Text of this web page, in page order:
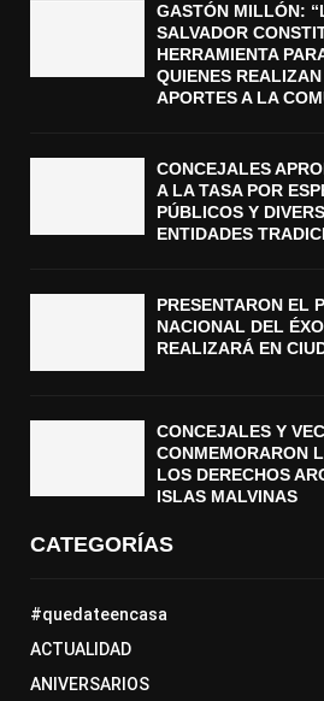
GASTÓN MILLÓN:
SALVADOR
HERRAMIENTA
QUIENES
APORTES A LA
CONCEJALES
A LA TASA POR
PÚBLICOS Y
ENTIDADES
PRESENTARON EL
NACIONAL DEL
REALIZARÁ EN
CONCEJALES Y
CONMEMORARON
LOS DERECHOS
ISLAS MALVINAS
CATEGORÍAS
#quedateencasa
ACTUALIDAD
ANIVERSARIOS